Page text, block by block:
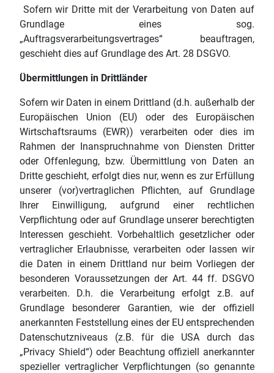
Sofern wir Dritte mit der Verarbeitung von Daten auf
Grundlage eines sog.
„Auftragsverarbeitungsvertrages“ beauftragen,
geschieht dies auf Grundlage des Art. 28 DSGVO.
Übermittlungen in Drittländer
Sofern wir Daten in einem Drittland (d.h. außerhalb der
Europäischen Union (EU) oder des Europäischen
Wirtschaftsraums (EWR)) verarbeiten oder dies im
Rahmen der Inanspruchnahme von Diensten Dritter
oder Offenlegung, bzw. Übermittlung von Daten an
Dritte geschieht, erfolgt dies nur, wenn es zur Erfüllung
unserer (vor)vertraglichen Pflichten, auf Grundlage
Ihrer Einwilligung, aufgrund einer rechtlichen
Verpflichtung oder auf Grundlage unserer berechtigten
Interessen geschieht. Vorbehaltlich gesetzlicher oder
vertraglicher Erlaubnisse, verarbeiten oder lassen wir
die Daten in einem Drittland nur beim Vorliegen der
besonderen Voraussetzungen der Art. 44 ff. DSGVO
verarbeiten. D.h. die Verarbeitung erfolgt z.B. auf
Grundlage besonderer Garantien, wie der offiziell
anerkannten Feststellung eines der EU entsprechenden
Datenschutzniveaus (z.B. für die USA durch das
„Privacy Shield“) oder Beachtung offiziell anerkannter
spezieller vertraglicher Verpflichtungen (so genannte